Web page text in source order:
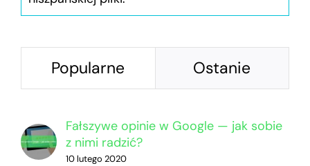
Popularne Ostanie
Fałszywe opinie w Google — jak sobie
z nimi radzić?
10 lutego 2020